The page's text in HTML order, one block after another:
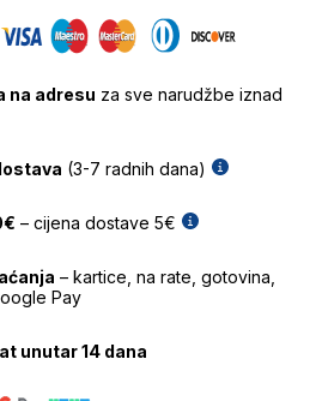
na adresu za sve narudžbe iznad
(3-7 radnih dana)
– cijena dostave 5€
– kartice, na rate, gotovina,
Pay
unutar 14 dana